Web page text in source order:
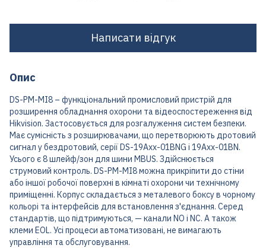
Написати відгук
Опис
DS-PM-MI8 – функціональний промисловий пристрій для
розширення обладнання охорони та відеоспостереження від
Hikvision. Застосовується для розгалуження систем безпеки.
Має сумісність з розширювачами, що перетворюють дротовий
сигнал у бездротовий, серії DS-19Axx-01BNG і 19Axx-01BN.
Усього є 8 шлейф/зон для шини MBUS. Здійснюється
струмовий контроль. DS-PM-MI8 можна прикріпити до стіни
або іншої робочої поверхні в кімнаті охорони чи технічному
приміщенні. Корпус складається з металевого боксу в чорному
кольорі та інтерфейсів для встановлення з'єднання. Серед
стандартів, що підтримуються, — канали NO і NC. А також
клеми EOL. Усі процеси автоматизовані, не вимагають
управління та обслуговування.